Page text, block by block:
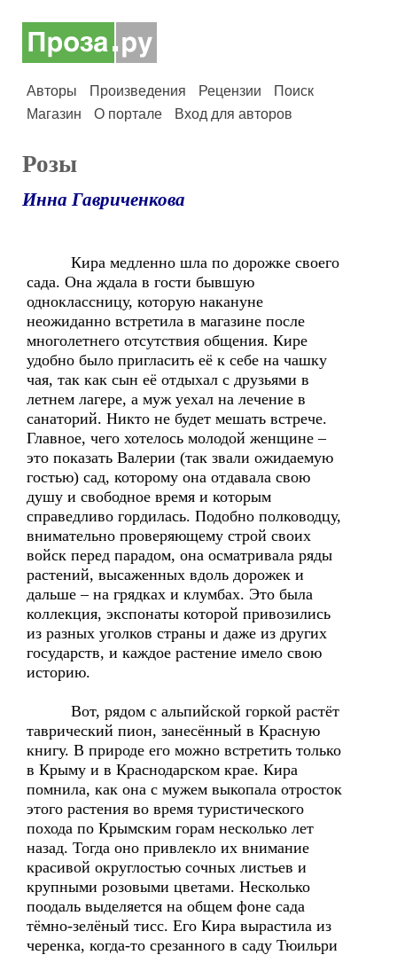
Авторы Произведения Рецензии
Поиск
Магазин
О портале Вход для авторов
Розы
Инна Гавриченкова
Кира медленно шла по дорожке своего
сада. Она ждала в гости бывшую
одноклассницу, которую накануне
неожиданно встретила в магазине после
многолетнего отсутствия общения. Кире
удобно было пригласить её к себе на чашку
чая, так как сын её отдыхал с друзьями в
летнем лагере, а муж уехал на лечение в
санаторий. Никто не будет мешать встрече.
Главное, чего хотелось молодой женщине –
это показать Валерии (так звали ожидаемую
гостью) сад, которому она отдавала свою
душу и свободное время и которым
справедливо гордилась. Подобно полководцу,
внимательно проверяющему строй своих
войск перед парадом, она осматривала ряды
растений, высаженных вдоль дорожек и
дальше – на грядках и клумбах. Это была
коллекция, экспонаты которой привозились
из разных уголков страны и даже из других
государств, и каждое растение имело свою
историю.
Вот, рядом с альпийской горкой растёт
таврический пион, занесённый в Красную
книгу. В природе его можно встретить только
в Крыму и в Краснодарском крае. Кира
помнила, как она с мужем выкопала отросток
этого растения во время туристического
похода по Крымским горам несколько лет
назад. Тогда оно привлекло их внимание
красивой округлостью сочных листьев и
крупными розовыми цветами. Несколько
поодаль выделяется на общем фоне сада
тёмно-зелёный тисс. Его Кира вырастила из
черенка, когда-то срезанного в саду Тюильри